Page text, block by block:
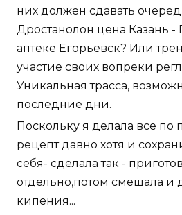
них должен сдавать
Дростанолон цена Казань -
аптеке Егорьевск? Или
участие своих вопреки
Уникальная трасса,
последние дни.
Поскольку я делала все по
рецепт давно хотя и
себя- сделала так -
отдельно,потом смешала и
кипения...